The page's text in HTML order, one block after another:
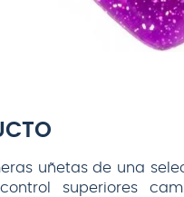
uñetas de una
superiores